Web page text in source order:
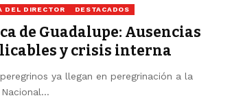
DEL DIRECTOR DESTACADOS
de Guadalupe: Ausencias
y crisis interna
ya llegan en peregrinación a la
Nacional…